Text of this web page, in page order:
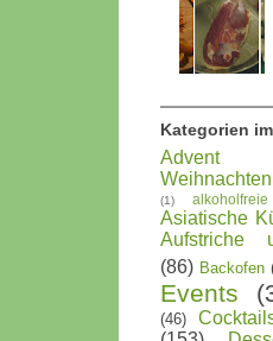
Kategorien
Weihnachten
(1)
Asiatische
Aufstriche
(86) Backofen
Events
(46)